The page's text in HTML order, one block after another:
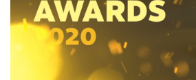
Enterprise Digital Transformation
特集